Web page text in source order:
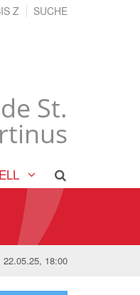
St.
Z SUCHE
18:00